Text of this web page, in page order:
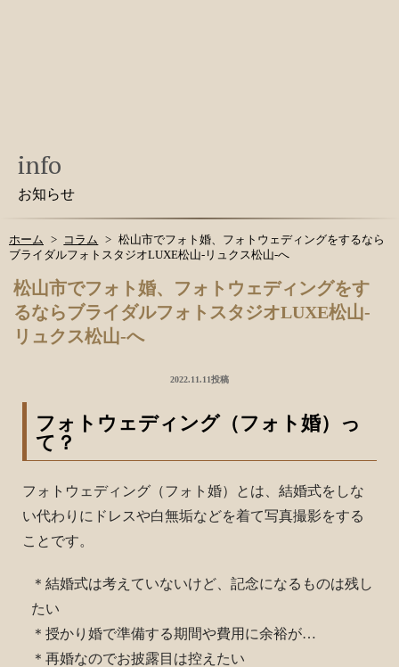
info
お知らせ
ホーム コラム
松山市でフォト婚、フォトウェディングをするなら
ブライダルフォトスタジオLUXE松山-リュクス松山-へ
松山市でフォト婚、フォトウェディングをす
るならブライダルフォトスタジオLUXE松山-
リュクス松山-へ
2022.11.11投稿
フォトウェディング（フォト婚）っ
て？
フォトウェディング（フォト婚）とは、結婚式をしな
い代わりにドレスや白無垢などを着て写真撮影をする
ことです。
＊結婚式は考えていないけど、記念になるものは残し
たい
＊授かり婚で準備する期間や費用に余裕が…
＊再婚なのでお披露目は控えたい